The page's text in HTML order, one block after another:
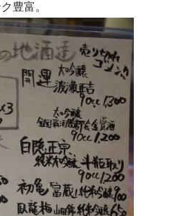
豊富。